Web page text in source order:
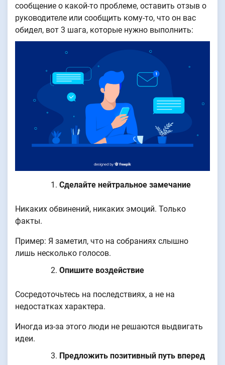
сообщение о какой-то проблеме, оставить отзыв о
руководителе или сообщить кому-то, что он вас
обидел, вот 3 шага, которые нужно выполнить:
Сделайте нейтральное замечание
Никаких обвинений, никаких эмоций. Только
факты.
Пример: Я заметил, что на собраниях слышно
лишь несколько голосов.
Опишите воздействие
Сосредоточьтесь на последствиях, а не на
недостатках характера.
Иногда из-за этого люди не решаются выдвигать
идеи.
Предложить позитивный путь вперед